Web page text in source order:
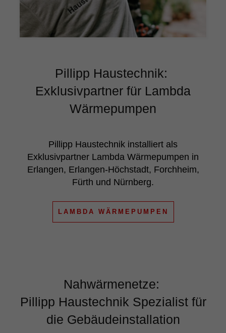
Pillipp Haustechnik:
Exklusivpartner für Lambda
Wärmepumpen
Pillipp Haustechnik installiert als
Exklusivpartner Lambda Wärmepumpen in
Erlangen, Erlangen-Höchstadt, Forchheim,
Fürth und Nürnberg.
LAMBDA WÄRMEPUMPEN
Nahwärmenetze:
Pillipp Haustechnik Spezialist für
die Gebäudeinstallation